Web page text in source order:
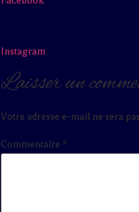
Instagram
Laisser un
Votre adresse e-mail ne sera
Commentaire *